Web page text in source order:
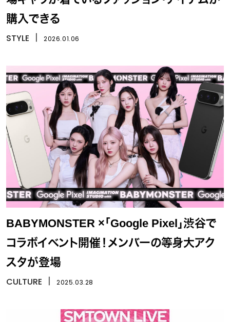
購入できる
STYLE 2026.01.06
BABYMONSTER ×「Google Pixel」渋谷で
コラボイベント開催！メンバーの等身大アク
スタが登場
CULTURE 2025.03.28